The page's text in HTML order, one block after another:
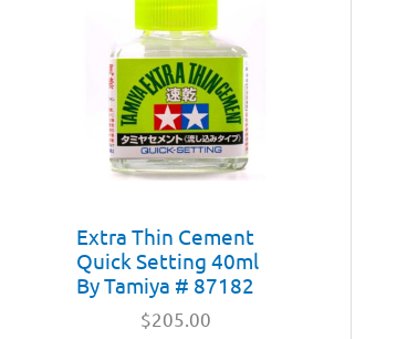
Extra Thin Cement
Quick Setting 40ml
By Tamiya # 87182
$205.00